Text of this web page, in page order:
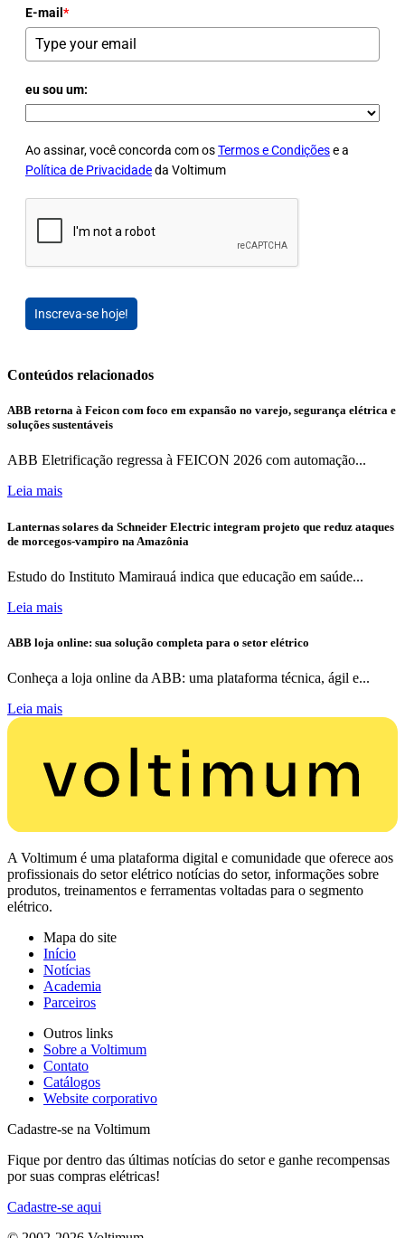
E-mail *
eu sou um:
Ao assinar, você concorda com osTermos e Condiçõese a
Política de Privacidadeda Voltimum
Inscreva-se hoje!
Conteúdos relacionados
ABB retorna à Feicon com foco em expansão no varejo, segurança elétrica e
soluções sustentáveis
ABB Eletrificação regressa à FEICON 2026 com automação...
Leia mais
Lanternas solares da Schneider Electric integram projeto que reduz ataques
de morcegos-vampiro na Amazônia
Estudo do Instituto Mamirauá indica que educação em saúde...
Leia mais
ABB loja online: sua solução completa para o setor elétrico
Conheça a loja online da ABB: uma plataforma técnica, ágil e...
Leia mais
A Voltimum é uma plataforma digital e comunidade que oferece aos
profissionais do setor elétrico notícias do setor, informações sobre
produtos, treinamentos e ferramentas voltadas para o segmento
elétrico.
Mapa do site
Início
Notícias
Academia
Parceiros
Outros links
Sobre a Voltimum
Contato
Catálogos
Website corporativo
Cadastre-se na Voltimum
Fique por dentro das últimas notícias do setor e ganhe recompensas
por suas compras elétricas!
Cadastre-se aqui